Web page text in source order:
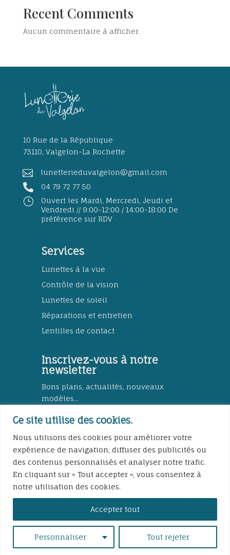
Ce site utilise des cookies.
Nous utilisons des cookies pour améliorer votre
expérience de navigation, diffuser des publicités ou
des contenus personnalisés et analyser notre trafic.
En cliquant sur « Tout accepter », vous consentez à
notre utilisation des cookies.
Personnaliser Tout rejeter
Accepter tout
Recent Comments
Aucun commentaire à afficher.
10 Rue de la République
73110, Valgelon-La Rochette
 lunetterieduvalgelon@gmail.com
 04 79 72 77 50
}
Ouvert les Mardi, Mercredi, Jeudi et
Vendredi // 9:00-12:00 / 14:00-18:00 De
préférence sur RDV
Services
Lunettes à la vue
Contrôle de la vision
Lunettes de soleil
Réparations et entretien
Lentilles de contact
Inscrivez-vous à notre
newsletter
Bons plans, actualités, nouveaux
modèles...
S'abonner
© 2024 – Lunetterie du Val Gelon | Tous droits
réservés |Mentions Légales
– Création site
internet COOCOO